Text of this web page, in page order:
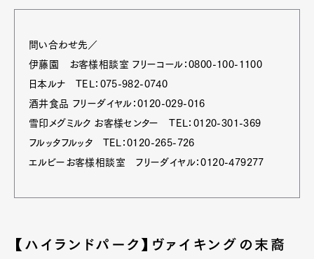
問い合わせ先／
伊藤園 お客様相談室 フリーコール：0800-100-1100
日本ルナ TEL：075-982-0740
酒井食品 フリーダイヤル：0120-029-016
雪印メグミルク お客様センター TEL：0120-301-369
フルッタフルッタ TEL：0120-265-726
エルビーお客様相談室 フリーダイヤル：0120-479277
【ハイランドパーク】ヴァイキングの末裔